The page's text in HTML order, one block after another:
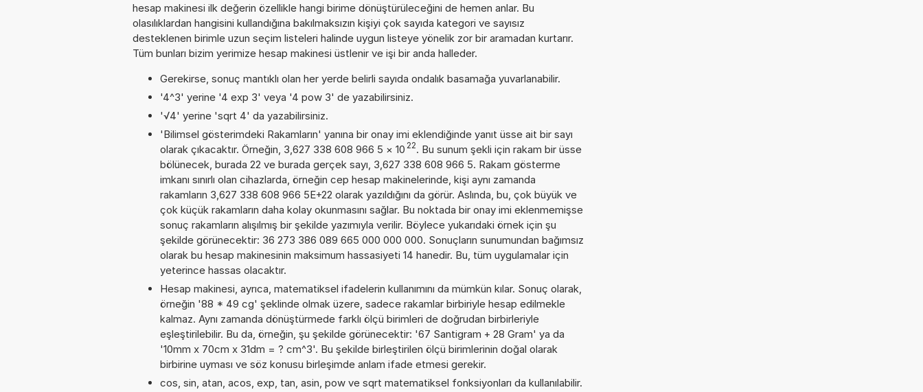
hesap makinesi ilk değerin özellikle hangi birime dönüştürüleceğini de hemen anlar. Bu
olasılıklardan hangisini kullandığına bakılmaksızın kişiyi çok sayıda kategori ve sayısız
desteklenen birimle uzun seçim listeleri halinde uygun listeye yönelik zor bir aramadan kurtarır.
Tüm bunları bizim yerimize hesap makinesi üstlenir ve işi bir anda halleder.
Gerekirse, sonuç mantıklı olan her yerde belirli sayıda ondalık basamağa yuvarlanabilir.
'4^3' yerine '4 exp 3' veya '4 pow 3' de yazabilirsiniz.
'√4' yerine 'sqrt 4' da yazabilirsiniz.
'Bilimsel gösterimdeki Rakamların' yanına bir onay imi eklendiğinde yanıt üsse ait bir sayı
olarak çıkacaktır. Örneğin, 3,627 338 608 966 5 × 10 22. Bu sunum şekli için rakam bir üsse
bölünecek, burada 22 ve burada gerçek sayı, 3,627 338 608 966 5. Rakam gösterme
imkanı sınırlı olan cihazlarda, örneğin cep hesap makinelerinde, kişi aynı zamanda
rakamların 3,627 338 608 966 5E+22 olarak yazıldığını da görür. Aslında, bu, çok büyük ve
çok küçük rakamların daha kolay okunmasını sağlar. Bu noktada bir onay imi eklenmemişse
sonuç rakamların alışılmış bir şekilde yazımıyla verilir. Böylece yukarıdaki örnek için şu
şekilde görünecektir: 36 273 386 089 665 000 000 000. Sonuçların sunumundan bağımsız
olarak bu hesap makinesinin maksimum hassasiyeti 14 hanedir. Bu, tüm uygulamalar için
yeterince hassas olacaktır.
Hesap makinesi, ayrıca, matematiksel ifadelerin kullanımını da mümkün kılar. Sonuç olarak,
örneğin '88 * 49 cg' şeklinde olmak üzere, sadece rakamlar birbiriyle hesap edilmekle
kalmaz. Aynı zamanda dönüştürmede farklı ölçü birimleri de doğrudan birbirleriyle
eşleştirilebilir. Bu da, örneğin, şu şekilde görünecektir: '67 Santigram + 28 Gram' ya da
'10mm x 70cm x 31dm = ? cm^3'. Bu şekilde birleştirilen ölçü birimlerinin doğal olarak
birbirine uyması ve söz konusu birleşimde anlam ifade etmesi gerekir.
cos, sin, atan, acos, exp, tan, asin, pow ve sqrt matematiksel fonksiyonları da kullanılabilir.